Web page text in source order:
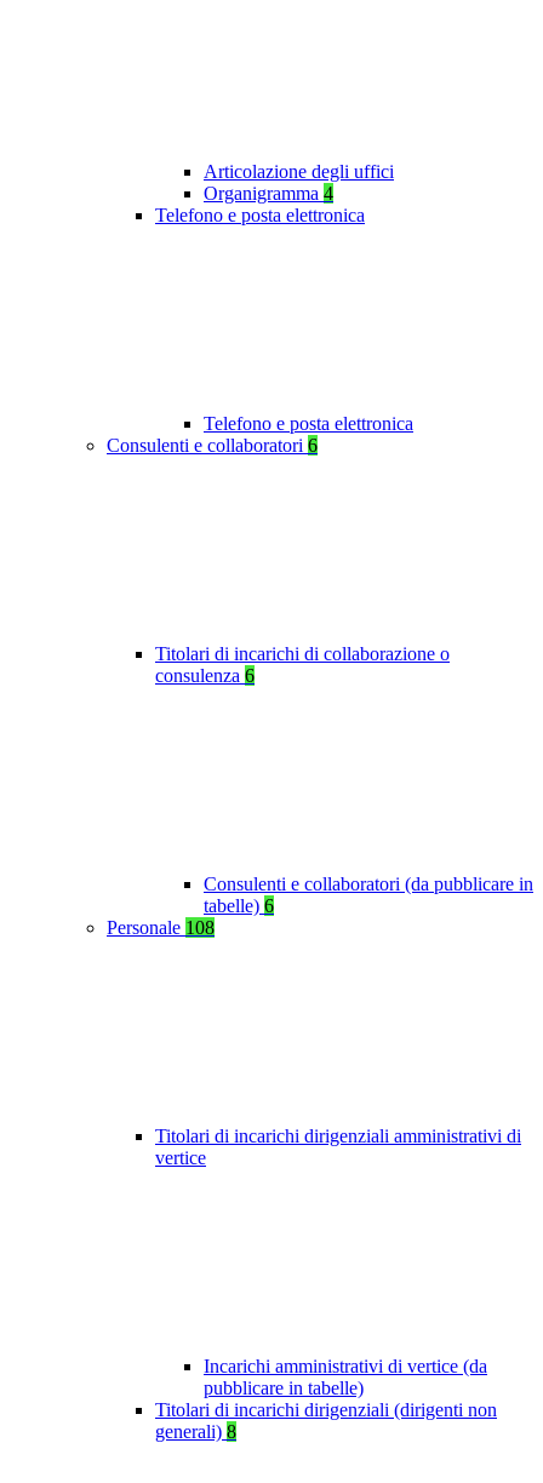
Articolazione degli uffici
Organigramma 4
Telefono e posta elettronica
Telefono e posta elettronica
Consulenti e collaboratori 6
Titolari di incarichi di collaborazione o
consulenza 6
Consulenti e collaboratori (da pubblicare in
tabelle) 6
Personale 108
Titolari di incarichi dirigenziali amministrativi di
vertice
Incarichi amministrativi di vertice (da
pubblicare in tabelle)
Titolari di incarichi dirigenziali (dirigenti non
generali) 8